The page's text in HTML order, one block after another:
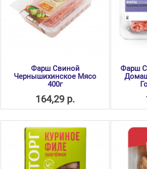
Фарш Свиной
Чернышихинское Мясо
400г
164,29 р.
Фарш